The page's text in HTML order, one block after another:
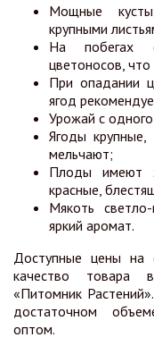
Мощные
крупными
На побегах
цветоносов,
При опадании
ягод
Урожай с
Ягоды
мельчают;
Плоды имеют
красные,
Мякоть
яркий аромат.
Доступные цены на
качество товара
«Питомник
достаточном
оптом.